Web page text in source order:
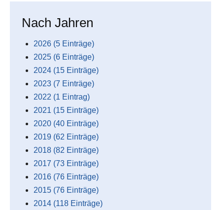
Nach Jahren
2026 (5 Einträge)
2025 (6 Einträge)
2024 (15 Einträge)
2023 (7 Einträge)
2022 (1 Eintrag)
2021 (15 Einträge)
2020 (40 Einträge)
2019 (62 Einträge)
2018 (82 Einträge)
2017 (73 Einträge)
2016 (76 Einträge)
2015 (76 Einträge)
2014 (118 Einträge)